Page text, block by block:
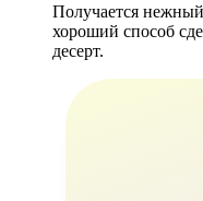
Получается
хороший способ
десерт.